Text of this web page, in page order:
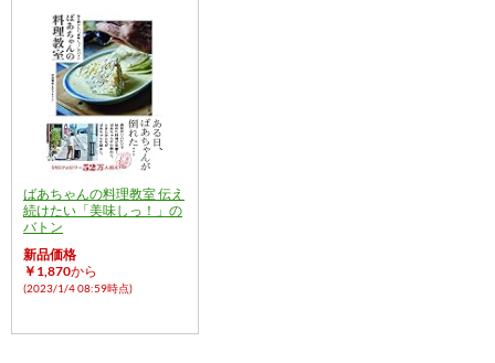
ばあちゃんの料理教室 伝え
続けたい「美味しっ！」の
バトン
新品価格
￥1,870から
(2023/1/4 08:59時点)